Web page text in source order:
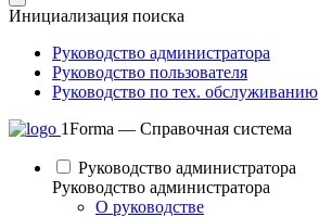
Инициализация поиска
Руководство администратора
Руководство пользователя
Руководство по тех. обслуживанию
1Forma — Справочная система
Руководство администратора
Руководство администратора
О руководстве